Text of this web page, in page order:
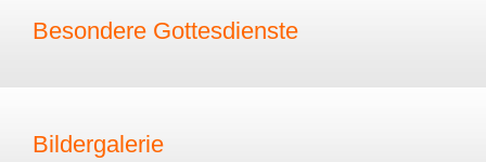
Besondere Gottesdienste
Bildergalerie